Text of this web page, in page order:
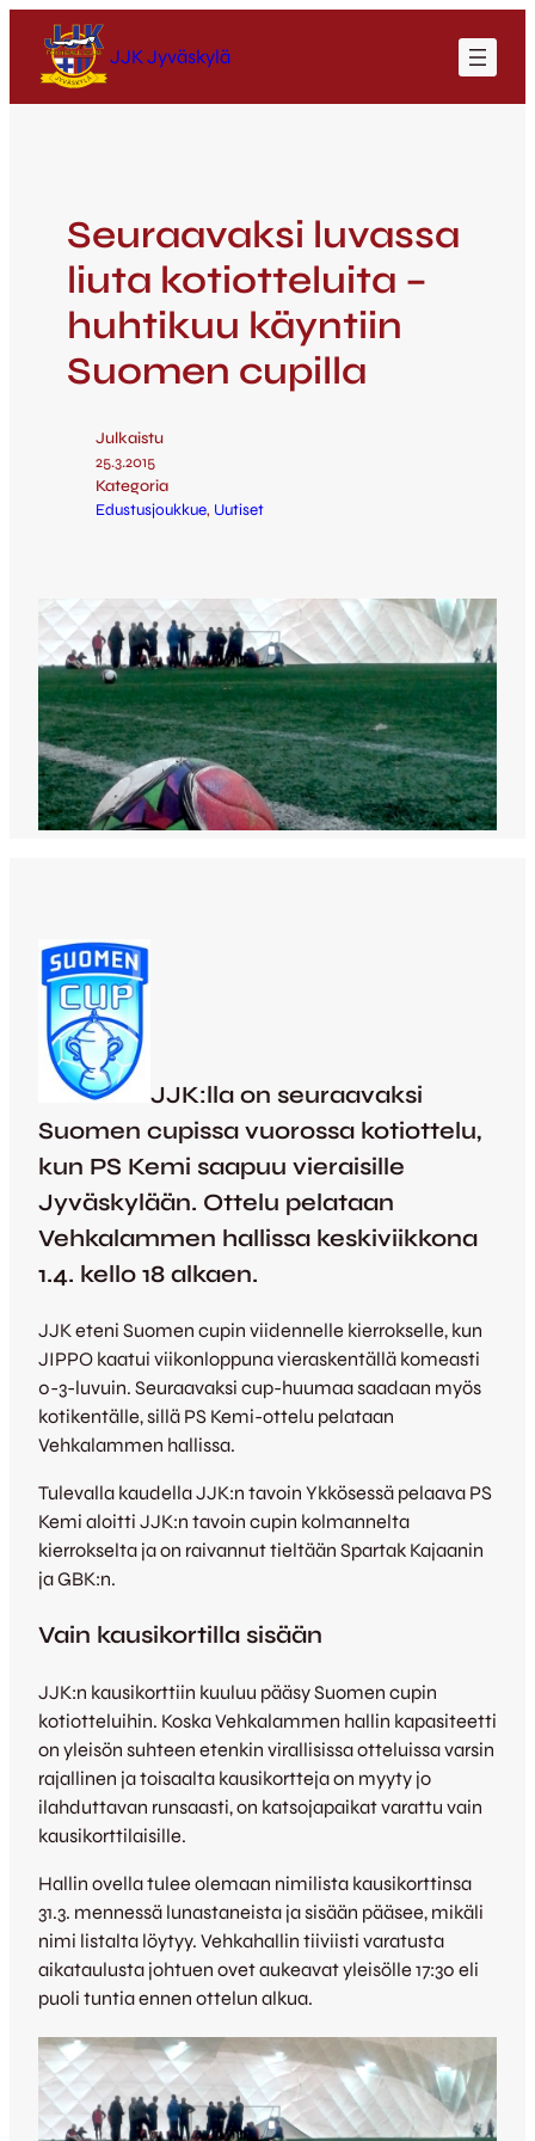
JJK Jyväskylä
Seuraavaksi luvassa
liuta kotiotteluita –
huhtikuu käyntiin
Suomen cupilla
Julkaistu
25.3.2015
Kategoria
Edustusjoukkue, Uutiset
JJK:lla on seuraavaksi
Suomen cupissa vuorossa kotiottelu,
kun PS Kemi saapuu vieraisille
Jyväskylään. Ottelu pelataan
Vehkalammen hallissa keskiviikkona
1.4. kello 18 alkaen.
JJK eteni Suomen cupin viidennelle kierrokselle, kun
JIPPO kaatui viikonloppuna vieraskentällä komeasti
0-3-luvuin. Seuraavaksi cup-huumaa saadaan myös
kotikentälle, sillä PS Kemi-ottelu pelataan
Vehkalammen hallissa.
Tulevalla kaudella JJK:n tavoin Ykkösessä pelaava PS
Kemi aloitti JJK:n tavoin cupin kolmannelta
kierrokselta ja on raivannut tieltään Spartak Kajaanin
ja GBK:n.
Vain kausikortilla sisään
JJK:n kausikorttiin kuuluu pääsy Suomen cupin
kotiotteluihin. Koska Vehkalammen hallin kapasiteetti
on yleisön suhteen etenkin virallisissa otteluissa varsin
rajallinen ja toisaalta kausikortteja on myyty jo
ilahduttavan runsaasti, on katsojapaikat varattu vain
kausikorttilaisille.
Hallin ovella tulee olemaan nimilista kausikorttinsa
31.3. mennessä lunastaneista ja sisään pääsee, mikäli
nimi listalta löytyy. Vehkahallin tiiviisti varatusta
aikataulusta johtuen ovet aukeavat yleisölle 17:30 eli
puoli tuntia ennen ottelun alkua.